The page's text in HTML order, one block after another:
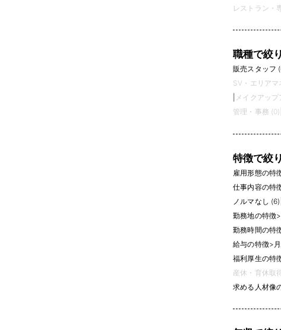
レストラン・
職種で絞
販売スタッフ
SV・エリアマ
メイクアッ
管理・事務 (0)
特徴で絞
雇用形態の特
仕事内容の特
ノルマなし (6)
勤務地の特徴>
勤務時間の特
給与の特徴>
福利厚生の特
産休・育休取
求める人材像